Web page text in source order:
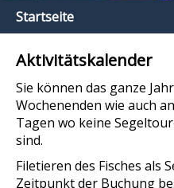
Startseite
Aktivitätskalender
Sie können das ganze
Wochenenden wie auch
Tagen wo keine
sind.
Filetieren des Fisches als
Zeitpunkt der Buchung